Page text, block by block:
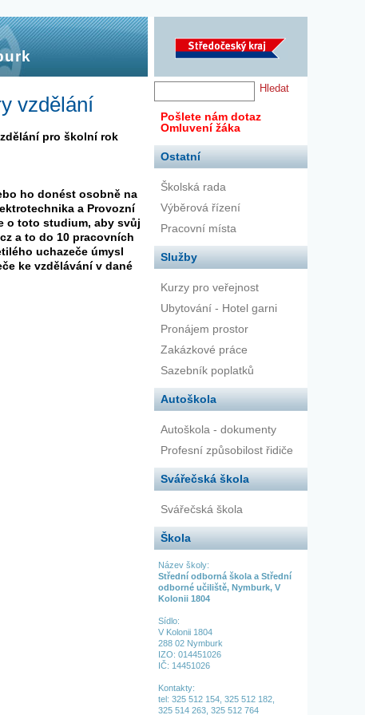
vzdělání
pro školní rok
ho donést osobně na
a Provozní
o toto studium, aby svůj
a to do 10 pracovních
uchazeče úmysl
ke vzdělávání v dané
Pošlete nám dotaz
Omluvení žáka
Ostatní
Školská rada
Výběrová řízení
Pracovní místa
Služby
Kurzy pro veřejnost
Ubytování - Hotel garni
Pronájem prostor
Zakázkové práce
Sazebník poplatků
Autoškola
Autoškola - dokumenty
Profesní způsobilost řidiče
Svářečská škola
Svářečská škola
Škola
Název školy:
Střední odborná škola a Střední
odborné učiliště, Nymburk, V
Kolonii 1804
Sídlo:
V Kolonii 1804
288 02 Nymburk
IZO: 014451026
IČ: 14451026
Kontakty:
tel: 325 512 154, 325 512 182,
325 514 263, 325 512 764